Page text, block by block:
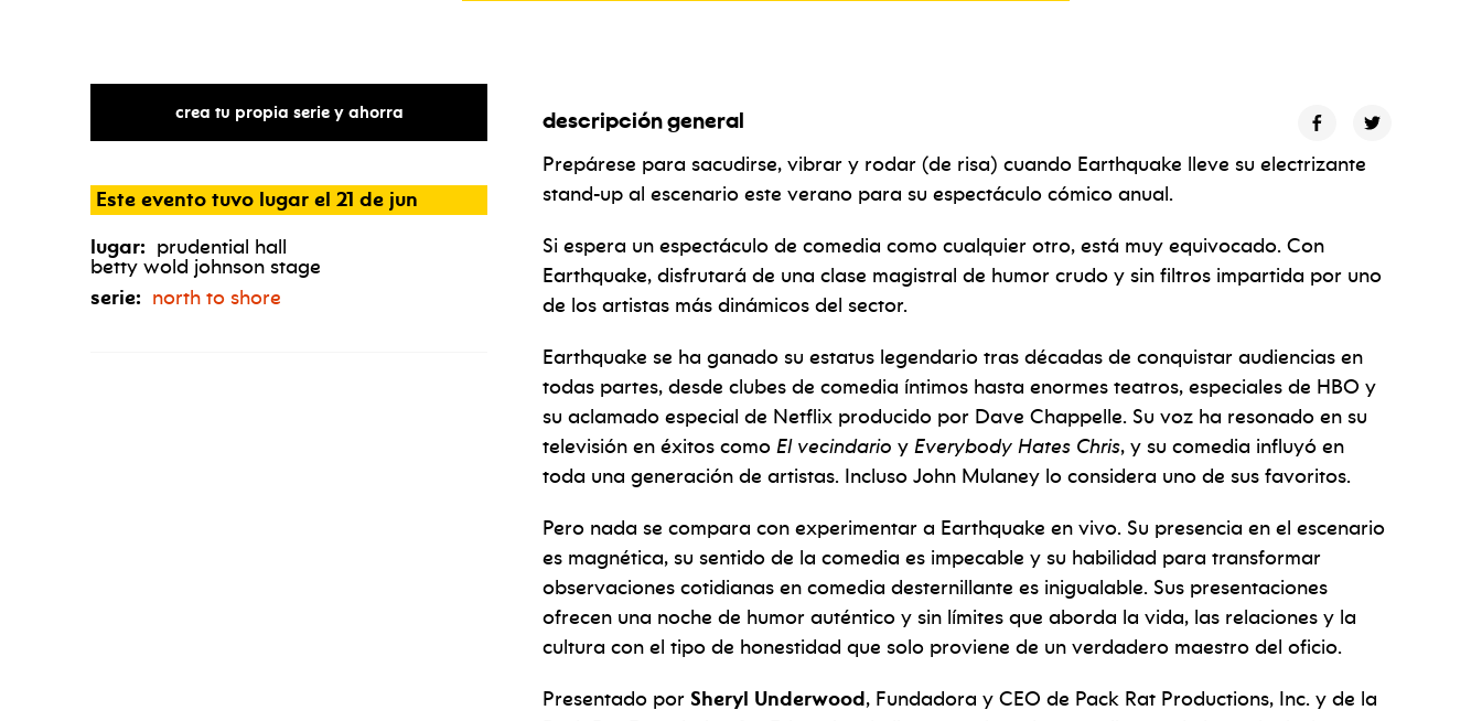
crea tu propia serie y ahorra
Este evento tuvo lugar el 21 de jun
lugar: prudential hall
betty wold johnson stage
serie: north to shore
descripción general
Prepárese para sacudirse, vibrar y rodar (de risa) cuando Earthquake lleve su electrizante
stand-up al escenario este verano para su espectáculo cómico anual.
Si espera un espectáculo de comedia como cualquier otro, está muy equivocado. Con
Earthquake, disfrutará de una clase magistral de humor crudo y sin filtros impartida por uno
de los artistas más dinámicos del sector.
Earthquake se ha ganado su estatus legendario tras décadas de conquistar audiencias en
todas partes, desde clubes de comedia íntimos hasta enormes teatros, especiales de HBO y
su aclamado especial de Netflix producido por Dave Chappelle. Su voz ha resonado en su
televisión en éxitos como El vecindario y Everybody Hates Chris, y su comedia influyó en
toda una generación de artistas. Incluso John Mulaney lo considera uno de sus favoritos.
Pero nada se compara con experimentar a Earthquake en vivo. Su presencia en el escenario
es magnética, su sentido de la comedia es impecable y su habilidad para transformar
observaciones cotidianas en comedia desternillante es inigualable. Sus presentaciones
ofrecen una noche de humor auténtico y sin límites que aborda la vida, las relaciones y la
cultura con el tipo de honestidad que solo proviene de un verdadero maestro del oficio.
Presentado por Sheryl Underwood, Fundadora y CEO de Pack Rat Productions, Inc. y de la